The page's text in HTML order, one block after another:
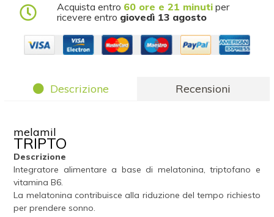
Acquista entro 60 ore e 21 minuti per
ricevere entro giovedì 13 agosto
Descrizione Recensioni
melamil
TRIPTO
Descrizione
Integratore alimentare a base di melatonina, triptofano e
vitamina B6.
La melatonina contribuisce alla riduzione del tempo richiesto
per prendere sonno.